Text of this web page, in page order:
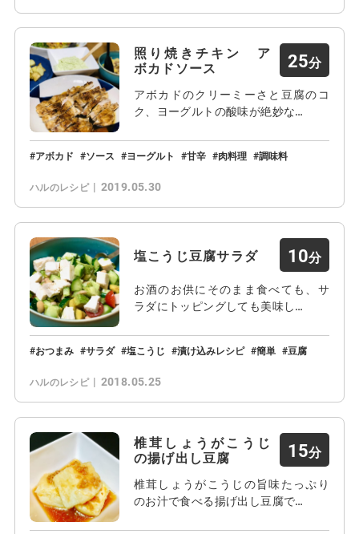
照り焼きチキン ア
ボカドソース
25
アボカドのクリーミーさと豆腐のコ
ク、ヨーグルトの酸味が絶妙な…
アボカド ソース ヨーグルト 甘辛 肉料理 調味料
ハルのレシピ 2019.05.30
塩こうじ豆腐サラダ 10
お酒のお供にそのまま食べても、サ
ラダにトッピングしても美味し…
おつまみ サラダ 塩こうじ 漬け込みレシピ 簡単 豆腐
ハルのレシピ 2018.05.25
椎茸しょうがこうじ
の揚げ出し豆腐
15
椎茸しょうがこうじの旨味たっぷり
のお汁で食べる揚げ出し豆腐で…